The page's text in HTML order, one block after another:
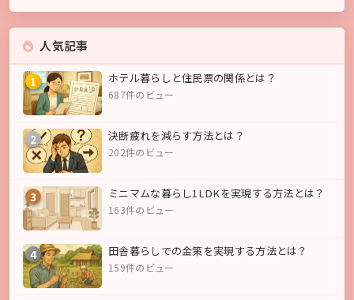
人気記事
1 ホテル暮らしと住民票の関係とは？
687件のビュー
2 決断疲れを減らす方法とは？
202件のビュー
3 ミニマムな暮らし1LDKを実現する方法とは？
163件のビュー
4 田舎暮らしでの金策を実現する方法とは？
159件のビュー